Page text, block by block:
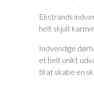
Garageportar
Udadvendte vinduer
vindueshåndtag
Ekstrands
helt skjult
Indvendige
et helt unikt
til at skabe en